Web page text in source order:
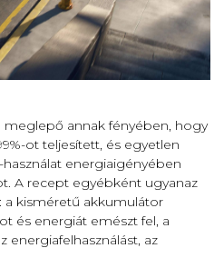
annak fényében, hogy
ot teljesített, és egyetlen
energiaigényében
A recept egyébként ugyanaz
kisméretű akkumulátor
és energiát emészt fel, a
energiafelhasználást, az